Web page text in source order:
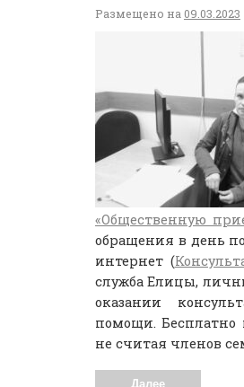
Размещено на 09.03.2023
«Общественную
обращения в день
интернет (
служба Елицы,
оказании
помощи.
не считая членов
Далее